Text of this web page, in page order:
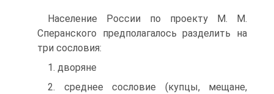
Население России по проекту М. М.
Сперанского предполагалось разделить на
три сословия:
1. дворяне
2. среднее сословие (купцы, мещане,